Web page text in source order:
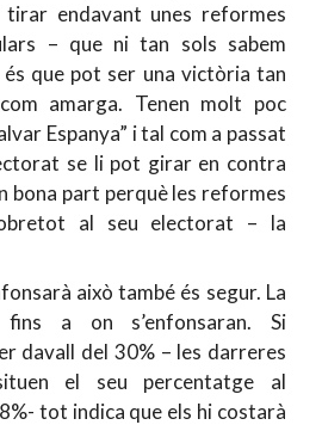
tirar endavant unes reformes
– que ni tan sols sabem
és que pot ser una victòria tan
amarga. Tenen molt poc
Espanya” i tal com a passat
se li pot girar en contra
bona part perquè les reformes
al seu electorat – la
això també és segur. La
a on s’enfonsaran. Si
davall del 30% – les darreres
el seu percentatge al
tot indica que els hi costarà